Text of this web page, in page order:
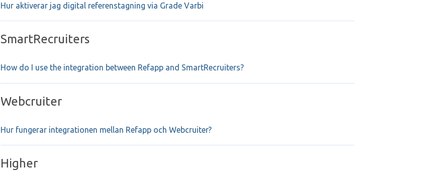
Hur aktiverar jag digital referenstagning via Grade Varbi
SmartRecruiters
How do I use the integration between Refapp and SmartRecruiters?
Webcruiter
Hur fungerar integrationen mellan Refapp och Webcruiter?
Higher